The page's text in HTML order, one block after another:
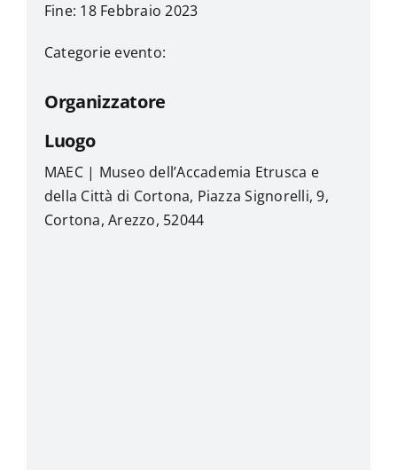
Fine: 18 Febbraio 2023
Categorie evento:
Organizzatore
Luogo
MAEC | Museo dell’Accademia Etrusca e
della Città di Cortona, Piazza Signorelli, 9,
Cortona, Arezzo, 52044